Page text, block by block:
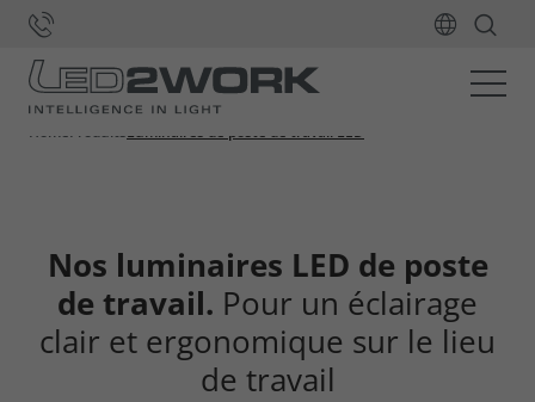
HomeProduitsLuminaires de poste de travail LED
Nos luminaires LED de poste
de travail. Pour un éclairage
clair et ergonomique sur le lieu
de travail